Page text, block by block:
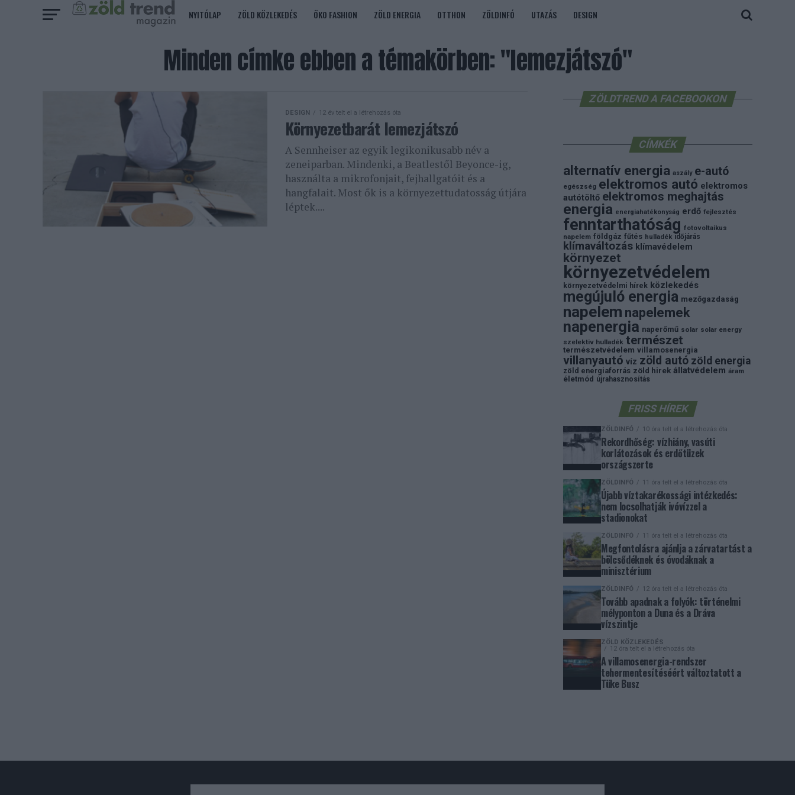
NYITÓLAP ZÖLD KÖZLEKEDÉS ÖKO FASHION ZÖLD ENERGIA OTTHON ZÖLDINFÓ UTAZÁS DESIGN
Minden címke ebben a témakörben: "lemezjátszó"
DESIGN 12 év telt el a létrehozás óta
Környezetbarát lemezjátszó
A Sennheiser az egyik legikonikusabb név a
zeneiparban. Mindenki, a Beatlestől Beyonce-ig,
használta a mikrofonjait, fejhallgatóit és a
hangfalait. Most ők is a környezettudatosság útjára
léptek....
ZÖLDTREND A FACEBOOKON
CÍMKÉK
alternatív energia aszály e-autó
egészség elektromos autó elektromos
autótöltő elektromos meghajtás
energia energiahatékonyság erdő fejlesztés
fenntarthatóság fotovoltaikus
napelem földgáz fűtés hulladék időjárás
klímaváltozás klímavédelem
környezet
környezetvédelem
környezetvédelmi hírek közlekedés
megújuló energia mezőgazdaság
napelem napelemek
napenergia naperőmű solar solar energy
szelektiv hulladék természet
természetvédelem villamosenergia
villanyautó víz zöld autó zöld energia
zöld energiaforrás zöld hirek állatvédelem áram
életmód újrahasznosítás
FRISS HÍREK
ZÖLDINFÓ 10 óra telt el a létrehozás óta
Rekordhőség: vízhiány, vasúti
korlátozások és erdőtüzek
országszerte
ZÖLDINFÓ 11 óra telt el a létrehozás óta
Újabb víztakarékossági intézkedés:
nem locsolhatják ivóvízzel a
stadionokat
ZÖLDINFÓ 11 óra telt el a létrehozás óta
Megfontolásra ajánlja a zárvatartást a
bölcsődéknek és óvodáknak a
minisztérium
ZÖLDINFÓ 12 óra telt el a létrehozás óta
Tovább apadnak a folyók: történelmi
mélyponton a Duna és a Dráva
vízszintje
ZÖLD KÖZLEKEDÉS
12 óra telt el a létrehozás óta
A villamosenergia-rendszer
tehermentesítéséért változtatott a
Tüke Busz